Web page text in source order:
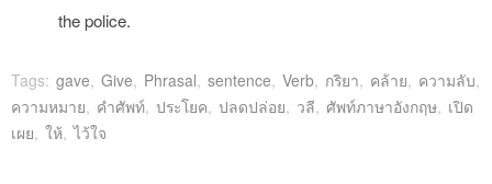
the police.
Tags: gave, Give, Phrasal, sentence, Verb, กริยา, คล้าย, ความลับ,
ความหมาย, คำศัพท์, ประโยค, ปลดปล่อย, วลี, ศัพท์ภาษาอังกฤษ, เปิด
เผย, ให้,ไว้ใจ